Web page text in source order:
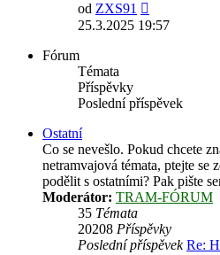
od ZXS91
poslední
25.3.2025 19:57
Fórum
Témata
Příspěvky
Poslední příspěvek
Ostatní
Co se nevešlo. Pokud chcete
netramvajová témata, ptejte se
podělit s ostatními? Pak pište
Moderátor: TRAM-FÓRUM
35 Témata
20208 Příspěvky
Poslední příspěvek Re: